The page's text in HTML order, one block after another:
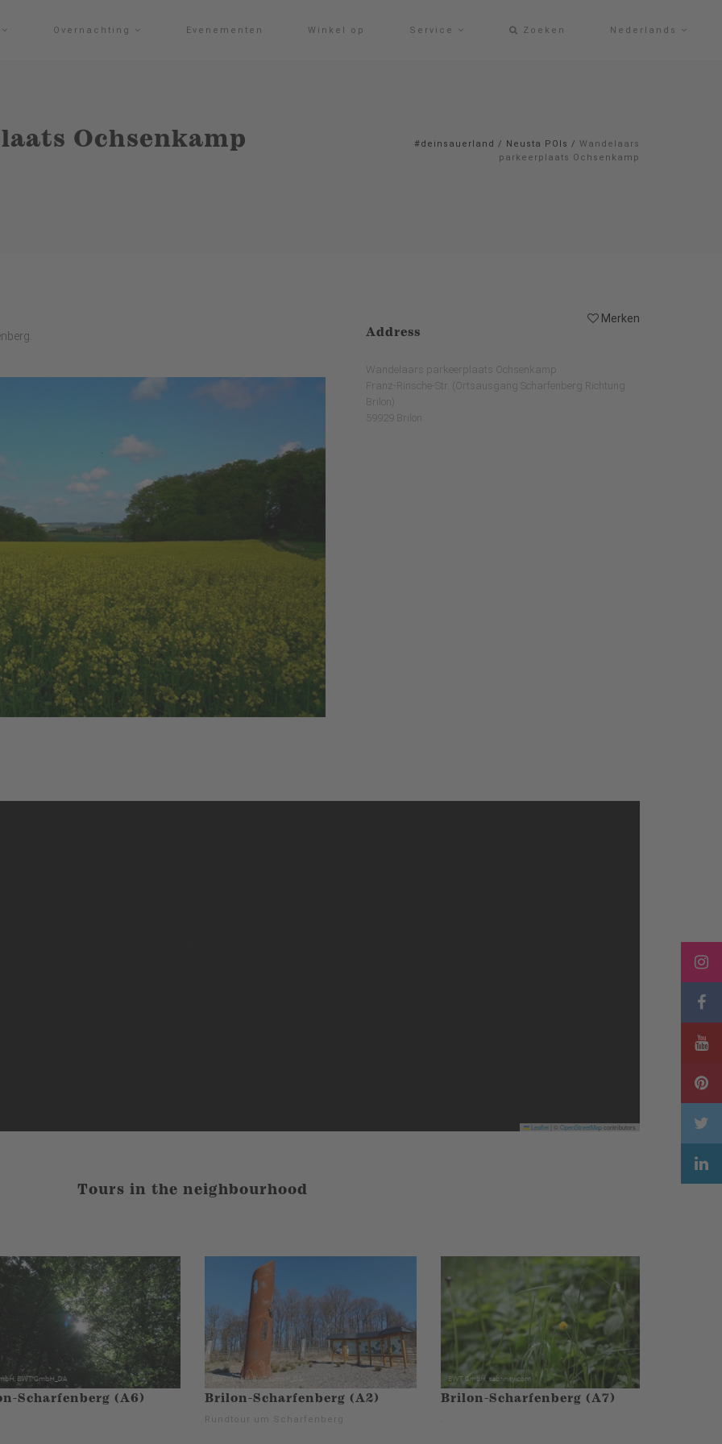
Overnachting Evenementen Winkel op Service Zoeken Nederlands
Ochsenkamp #deinsauerland / Neusta POIs / Wandelaars
parkeerplaats Ochsenkamp
Merken
Address
Wandelaars parkeerplaats Ochsenkamp
Franz-Rinsche-Str. (Ortsausgang Scharfenberg Richtung
Brilon)
59929 Brilon
Leaflet OpenStreetMapcontributors
Tours in the neighbourhood
Scharfenberg (A6) Brilon-Scharfenberg (A2)
Rundtour um Scharfenberg
Brilon-Scharfenberg (A7)